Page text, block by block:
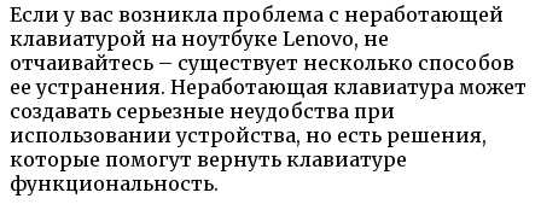
Если у вас возникла проблема с неработающей
клавиатурой на ноутбуке Lenovo, не
отчаивайтесь – существует несколько способов
ее устранения. Неработающая клавиатура может
создавать серьезные неудобства при
использовании устройства, но есть решения,
которые помогут вернуть клавиатуре
функциональность.